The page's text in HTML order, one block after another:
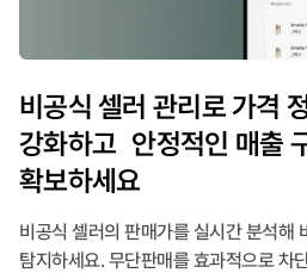
비공식 셀러 관리로 가격
강화하고 안정적인 매출
확보하세요
비공식 셀러의 판매가를 실시간 분석해
탐지하세요. 무단판매를 효과적으로 차